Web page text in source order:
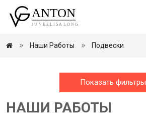
Наши Работы Подвески
Показать фильтры
НАШИ РАБОТЫ